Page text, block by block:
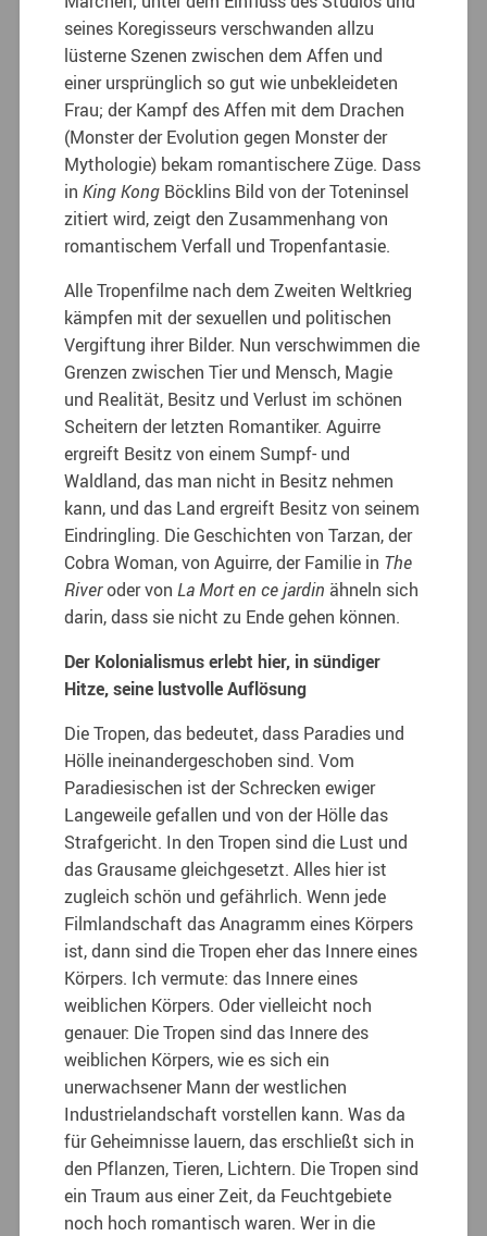
seines Koregisseurs verschwanden allzu
lüsterne Szenen zwischen dem Affen und
einer ursprünglich so gut wie unbekleideten
Frau; der Kampf des Affen mit dem Drachen
(Monster der Evolution gegen Monster der
Mythologie) bekam romantischere Züge. Dass
inKing Kong Böcklins Bild von der Toteninsel
zitiert wird, zeigt den Zusammenhang von
romantischem Verfall und Tropenfantasie.
Alle Tropenfilme nach dem Zweiten Weltkrieg
kämpfen mit der sexuellen und politischen
Vergiftung ihrer Bilder. Nun verschwimmen die
Grenzen zwischen Tier und Mensch, Magie
und Realität, Besitz und Verlust im schönen
Scheitern der letzten Romantiker. Aguirre
ergreift Besitz von einem Sumpf- und
Waldland, das man nicht in Besitz nehmen
kann, und das Land ergreift Besitz von seinem
Eindringling. Die Geschichten von Tarzan, der
Cobra Woman, von Aguirre, der Familie in The
Riveroder vonLaMort en ce jardin ähneln sich
darin, dass sie nicht zu Ende gehen können.
Der Kolonialismus erlebt hier, in sündiger
Hitze, seine lustvolle Auflösung
Die Tropen, das bedeutet, dass Paradies und
Hölle ineinandergeschoben sind. Vom
Paradiesischen ist der Schrecken ewiger
Langeweile gefallen und von der Hölle das
Strafgericht. In den Tropen sind die Lust und
das Grausame gleichgesetzt. Alles hier ist
zugleich schön und gefährlich. Wenn jede
Filmlandschaft das Anagramm eines Körpers
ist, dann sind die Tropen eher das Innere eines
Körpers. Ich vermute: das Innere eines
weiblichen Körpers. Oder vielleicht noch
genauer: Die Tropen sind das Innere des
weiblichen Körpers, wie es sich ein
unerwachsener Mann der westlichen
Industrielandschaft vorstellen kann. Was da
für Geheimnisse lauern, das erschließt sich in
den Pflanzen, Tieren, Lichtern. Die Tropen sind
ein Traum aus einer Zeit, da Feuchtgebiete
noch hoch romantisch waren. Wer in die